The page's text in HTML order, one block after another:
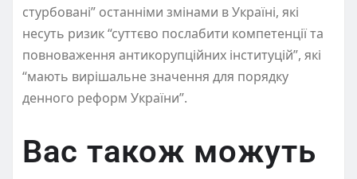
стурбовані” останніми змінами в Україні, які
несуть ризик “суттєво послабити компетенції та
повноваження антикорупційних інституцій”, які
“мають вирішальне значення для порядку
денного реформ України”.
Вас також можуть